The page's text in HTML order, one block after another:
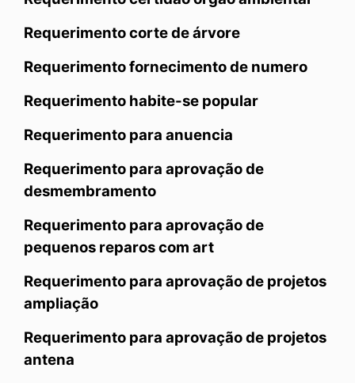
Requerimento corte de árvore
Requerimento fornecimento de numero
Requerimento habite-se popular
Requerimento para anuencia
Requerimento para aprovação de
desmembramento
Requerimento para aprovação de
pequenos reparos com art
Requerimento para aprovação de projetos
ampliação
Requerimento para aprovação de projetos
antena